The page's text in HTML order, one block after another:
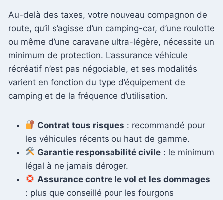
Au-delà des taxes, votre nouveau compagnon de
route, qu’il s’agisse d’un camping-car, d’une roulotte
ou même d’une caravane ultra-légère, nécessite un
minimum de protection. L’assurance véhicule
récréatif n’est pas négociable, et ses modalités
varient en fonction du type d’équipement de
camping et de la fréquence d’utilisation.
Contrat tous risques : recommandé pour
les véhicules récents ou haut de gamme.
Garantie responsabilité civile : le minimum
légal à ne jamais déroger.
Assurance contre le vol et les dommages
: plus que conseillé pour les fourgons